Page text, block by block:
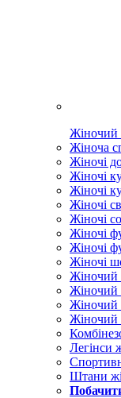
Жіночий
Жіноча
Жіночі
Жіночі
Жіночі
Жіночі
Жіночі
Жіночі
Жіночі
Жіночі
Жіночий
Жіночий
Жіночий
Жіночий
Легінси
Штани